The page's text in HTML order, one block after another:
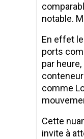
notable.
En effet
ports
par
comme
Cette
invite à